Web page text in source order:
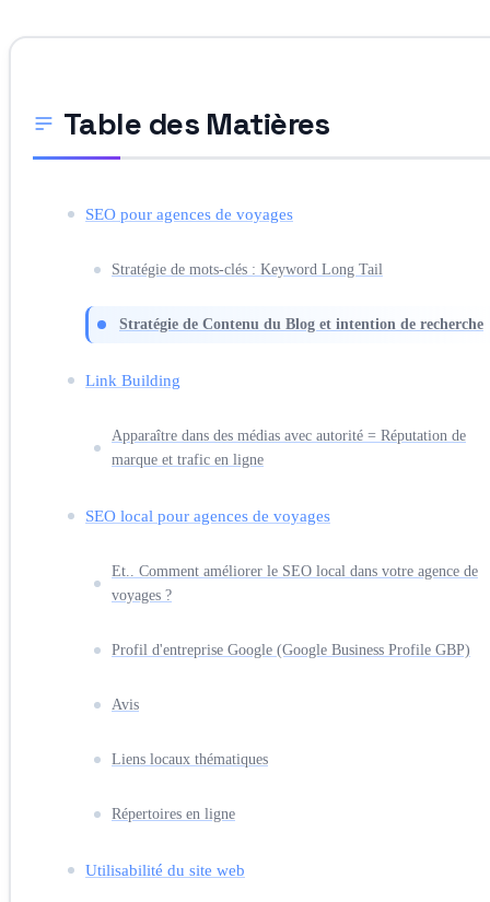
Table des Matières
SEO pour agences de voyages
Stratégie de mots-clés : Keyword Long Tail
Stratégie de Contenu du Blog et intention de recherche
Link Building
Apparaître dans des médias avec autorité = Réputation de
marque et trafic en ligne
SEO local pour agences de voyages
Et.. Comment améliorer le SEO local dans votre agence de
voyages ?
Profil d'entreprise Google (Google Business Profile GBP)
Avis
Liens locaux thématiques
Répertoires en ligne
Utilisabilité du site web